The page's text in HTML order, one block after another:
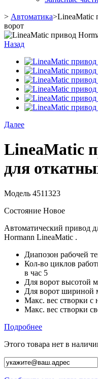
> Автоматика>LineaMatic
ворот
Назад
Далее
LineaMatic
для
Модель 4511323
Состояние Новое
Автоматический привод
Hormann LineaMatic .
Диапозон рабочей
Кол-во циклов
в час 5
Для ворот высотой
Для ворот шириной
Макс. вес створки
Макс. вес створки
Подробнее
Этого товара нет в